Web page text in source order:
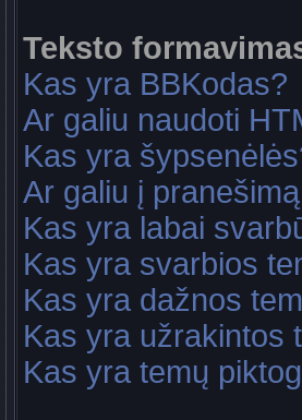
Teksto
Kas yra BBKodas?
Ar galiu naudoti
Kas yra
Ar galiu į
Kas yra labai
Kas yra svarbios
Kas yra dažnos
Kas yra užrakintos
Kas yra temų